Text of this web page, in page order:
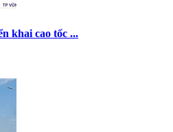
khai cao tốc ...